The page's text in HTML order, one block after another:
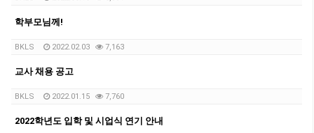
학부모님께!
BKLS 2022.02.03 7,163
교사 채용 공고
BKLS 2022.01.15 7,760
2022학년도 입학 및 시업식 연기 안내